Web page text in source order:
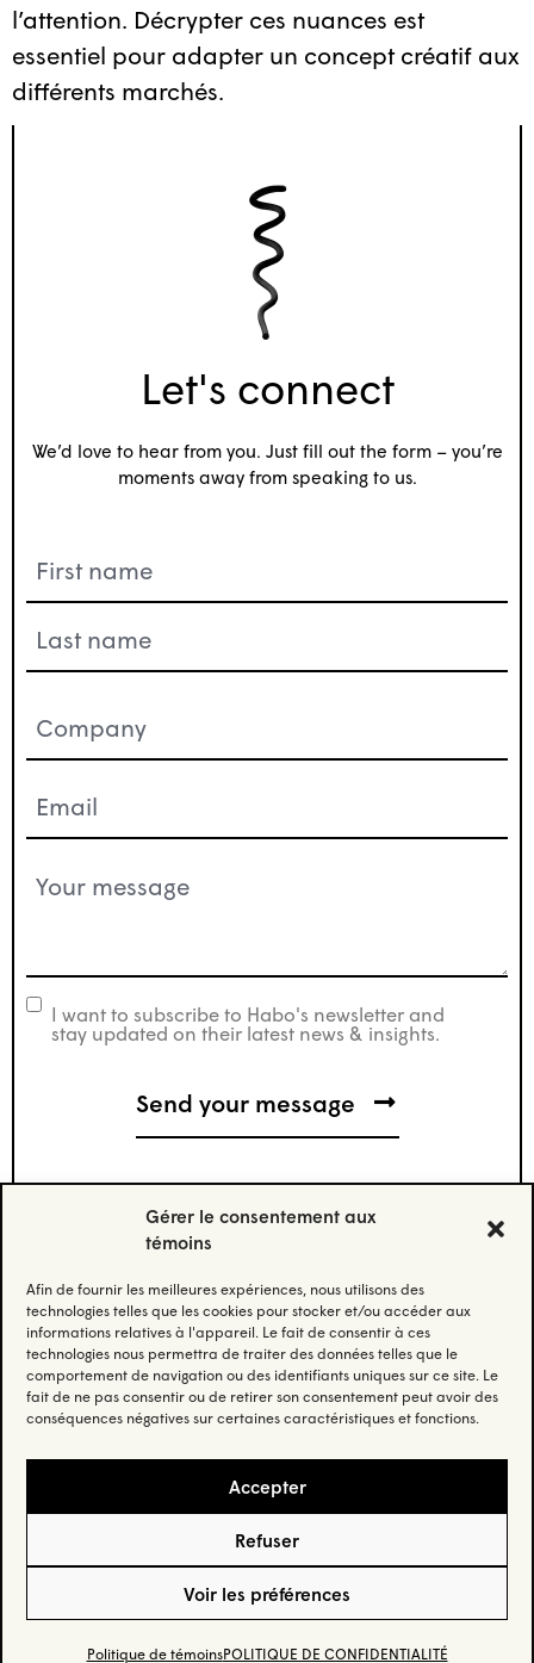
Gérer le consentement aux
témoins
Afin de fournir les meilleures expériences, nous utilisons des
technologies telles que les cookies pour stocker et/ou accéder aux
informations relatives à l'appareil. Le fait de consentir à ces
technologies nous permettra de traiter des données telles que le
comportement de navigation ou des identifiants uniques sur ce site. Le
fait de ne pas consentir ou de retirer son consentement peut avoir des
conséquences négatives sur certaines caractéristiques et fonctions.
Accepter
Refuser
Voir les préférences
Politique de témoinsPOLITIQUE DE CONFIDENTIALITÉ
l’attention. Décrypter ces nuances est
essentiel pour adapter un concept créatif aux
différents marchés.
Let's connect
We’d love to hear from you. Just fill out the form – you’re
moments away from speaking to us.
(Nécessaire)
(Nécessaire)
message
newsletter
I want to subscribe to Habo's newsletter and
stay updated on their latest news & insights.
Stay updated.
Subscribe to our newsletter and stay updated
on the latest news.
(Nécessaire)
– © Habo Studio Inc. 2025 –
5605 Av. de Gaspé suite 205, Montréal, QC H2T 2A4